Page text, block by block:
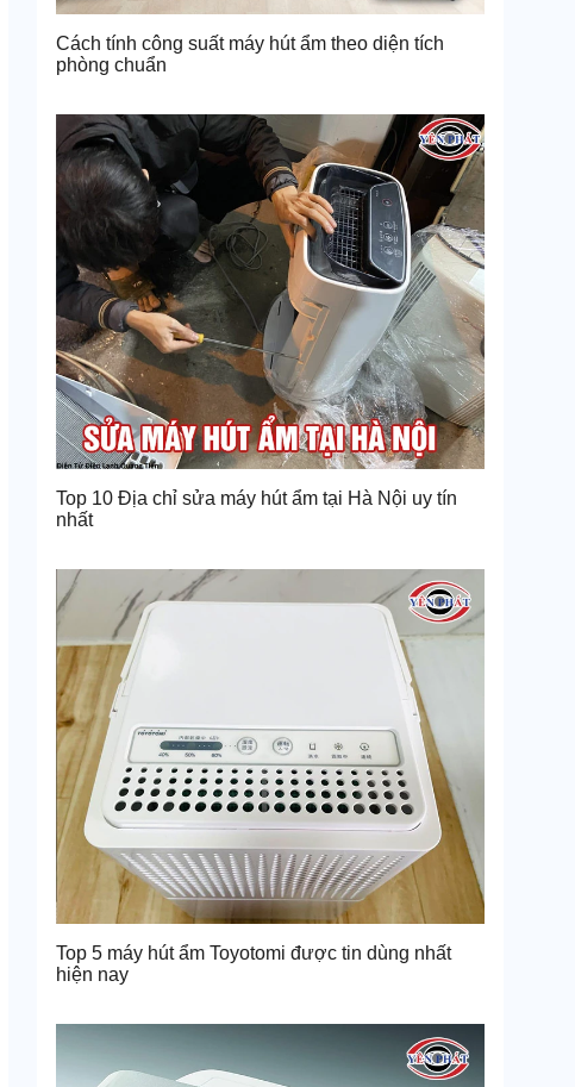
Cách tính công suất máy hút ẩm theo diện tích
phòng chuẩn
Top 10 Địa chỉ sửa máy hút ẩm tại Hà Nội uy tín
nhất
Top 5 máy hút ẩm Toyotomi được tin dùng nhất
hiện nay